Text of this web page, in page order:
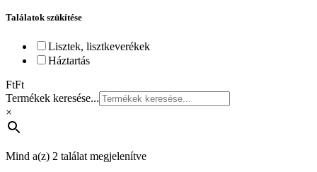
Találatok szükítése
Lisztek, lisztkeverékek
Háztartás
FtFt
Termékek keresése...
×
Mind a(z) 2 találat megjelenítve